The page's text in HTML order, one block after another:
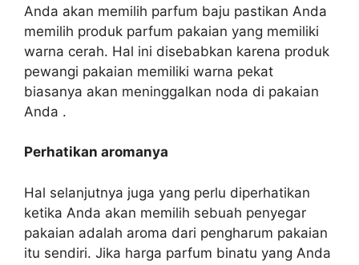
Anda akan memilih parfum baju pastikan Anda
memilih produk parfum pakaian yang memiliki
warna cerah. Hal ini disebabkan karena produk
pewangi pakaian memiliki warna pekat
biasanya akan meninggalkan noda di pakaian
Anda .
Perhatikan aromanya
Hal selanjutnya juga yang perlu diperhatikan
ketika Anda akan memilih sebuah penyegar
pakaian adalah aroma dari pengharum pakaian
itu sendiri. Jika harga parfum binatu yang Anda